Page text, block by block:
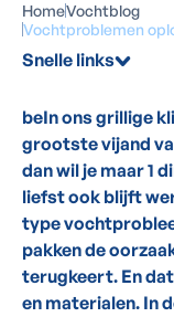
HomeVochtblog
Vochtproblemen
Snelle links
beIn ons grillige
grootste vijand
dan wil je maar 1
liefst ook blijft
type
pakken de
terugkeert. En
en materialen. In